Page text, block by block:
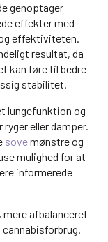
genoptager
effekter med
effektiviteten.
resultat, da
kan føre til bedre
stabilitet.
lungefunktion og
eller damper.
sovemønstre og
mulighed for at
informerede
mere afbalanceret